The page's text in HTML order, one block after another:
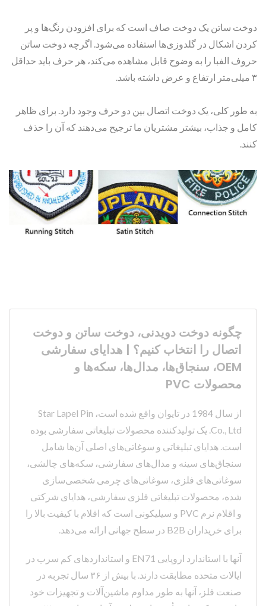
دوخت ساتن یک دوخت صاف است که برای افزودن رنگ‌ها و پر
کردن اشکال در گلدوزی‌ها استفاده می‌شود. اگرچه دوخت ساتن
حروف الفبا را به وضوح قابل مشاهده می‌کند، هر حرف باید حداقل
۳ میلی‌متر ارتفاع و عرض داشته باشد.
به طور کلی، یک دوخت اتصال بین دو حرف وجود دارد. برای ظاهر
کامل و جذاب، بیشتر مشتریان ما ترجیح می‌دهند که آن را حذف
کنند.
چگونه دوخت دویدنی، دوخت ساتن و دوخت
اتصال را انتخاب کنیم؟ | هدایای سفارشی
OEM، سنجاق‌ها، مدال‌ها، سکه‌ها و
محصولات PVC
از سال 1984 در تایوان واقع شده است، Star Lapel Pin
Co., Ltd. یک تولیدکننده محصولات تبلیغاتی سفارشی بوده
است. هدایای تبلیغاتی و سوغاتی‌های اصلی آن‌ها شامل
سنجاق‌های سینه و مدال‌های سفارشی، سکه‌های چالشی،
سوغاتی‌های فلزی، سوغاتی‌های چرمی شخصی‌سازی
شده، محصولات تبلیغاتی فلزی سفارشی، هدایای شرکتی
و اقلام نرم PVC و سیلیکونی است که اقلام با کیفیت بالا را
برای خریداران B2B در سطح جهانی ارائه می‌دهد.
آنها با استاندارد اروپایی EN71 و استانداردهای کم سرب در
ایالات متحده مطابقت دارند. با بیش از ۳۶ سال تجربه در
صنعت فلز، آنها به طور مداوم ماشین‌آلات و تجهیزات خود